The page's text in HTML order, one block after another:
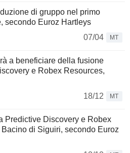
di gruppo nel primo
secondo Euroz Hartleys
07/04
MT
a beneficiare della fusione
e Robex Resources,
18/12
MT
Predictive Discovery e Robex
di Siguiri, secondo Euroz